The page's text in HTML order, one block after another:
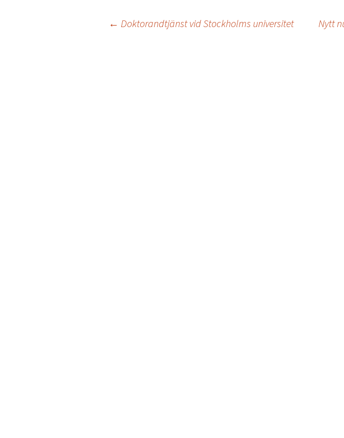
Inläggsnavigering
← Doktorandtjänst vid Stockholms universitet Nytt